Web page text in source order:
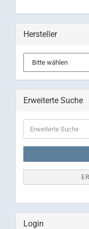
Hersteller
Erweiterte Suche
Suche
Login